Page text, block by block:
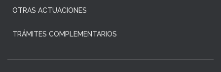
OTRAS ACTUACIONES
TRÁMITES COMPLEMENTARIOS